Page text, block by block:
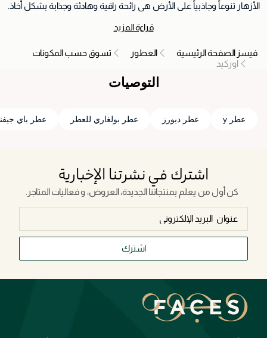
الأزهار تنوعاً وجاذبياً على الأرض هي رائحة راقية وهادئة وجذابة بشكل أخاذ.
استوائية مخفية. هذه العطور تتماشى مع النوتات الزهرية والفاكهية
يضعه، زهر الأوركيد أكثر من مجرد رائحة، أنه رحلة للأراضي البعيدة، رقصة
للظلال والضوء، وشهادة على جمال الطبيعة الدقيق.
قراءة المزيد
فيسز الصفحة الرئيسية العطور
تسوق حسب المكونات
اوركيد
التوصيات
عطر y عطر ديورز عطر بولغاري للعطر عطر باي
اشترك في نشرتنا الإخبارية
كن أول من يعلم بمنتجاتنا الجديدة، العروض، و فعاليات المتاجر.
اشترك